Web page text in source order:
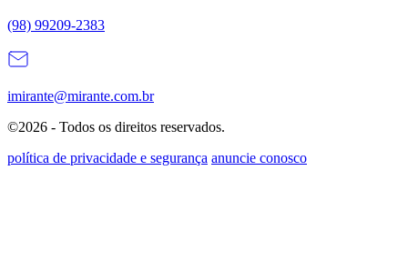
(98) 99209-2383
imirante@mirante.com.br
©2026 - Todos os direitos reservados.
política de privacidade e segurança anuncie conosco